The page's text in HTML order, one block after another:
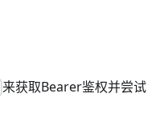
来获取Bearer鉴权并尝试